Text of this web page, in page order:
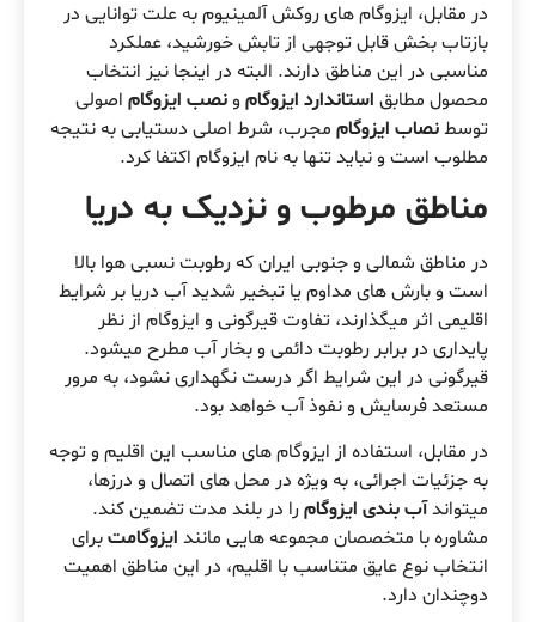
در مقابل، ایزوگام های روکش آلمینیوم به علت توانایی در
بازتاب بخش قابل توجهی از تابش خورشید، عملکرد
مناسبی در این مناطق دارند. البته در اینجا نیز انتخاب
محصول مطابق استاندارد ایزوگام ونصب ایزوگام اصولی
توسطنصاب ایزوگام مجرب، شرط اصلی دستیابی به نتیجه
مطلوب است و نباید تنها به نام ایزوگام اکتفا کرد.
مناطق مرطوب و نزدیک به دریا
در مناطق شمالی و جنوبی ایران که رطوبت نسبی هوا بالا
است و بارش های مداوم یا تبخیر شدید آب دریا بر شرایط
اقلیمی اثر میگذارند، تفاوت قیرگونی و ایزوگام از نظر
پایداری در برابر رطوبت دائمی و بخار آب مطرح میشود.
قیرگونی در این شرایط اگر درست نگهداری نشود، به مرور
مستعد فرسایش و نفوذ آب خواهد بود.
در مقابل، استفاده از ایزوگام های مناسب این اقلیم و توجه
به جزئیات اجرائی، به ویژه در محل های اتصال و درزها،
میتواندآب بندی ایزوگامرا در بلند مدت تضمین کند.
مشاوره با متخصصان مجموعه هایی مانند ایزوگامتبرای
انتخاب نوع عایق متناسب با اقلیم، در این مناطق اهمیت
دوچندان دارد.